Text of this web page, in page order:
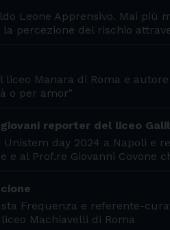
Leone Apprensivo. Mai
percezione del rischio
Manara di Roma e
o per amor"
reporter del liceo
day 2024 a Napoli e
e al Prof.re Giovanni Covone
Frequenza e referente-
Machiavelli di Roma